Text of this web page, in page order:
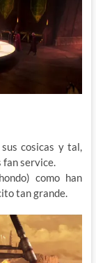
cosicas y tal,
fan service.
como han
tan grande.